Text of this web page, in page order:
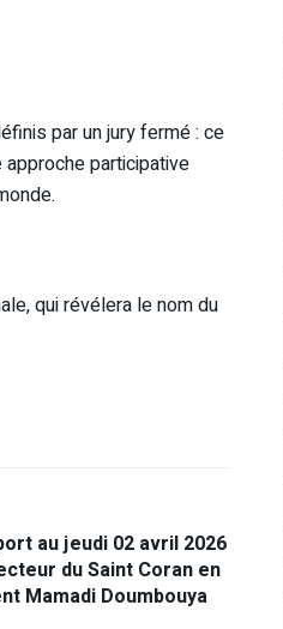
par un jury fermé : ce
participative
qui révélera le nom du
au jeudi 02 avril 2026
du Saint Coran en
Mamadi Doumbouya